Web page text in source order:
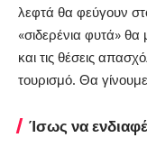
λεφτά θα φεύγουν
«σιδερένια φυτά»
και τις θέσεις
τουρισμό. Θα
Ίσως να